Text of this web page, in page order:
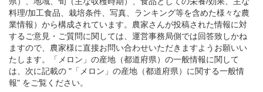
料理/加工食品、栽培条件、写真、ランキング等を含めた様々な農
業情報）から構成されています。農家さんが投稿された情報に対
するご意見・ご質問に関しては、運営事務局側では回答致しかね
ますので、農家様に直接お問い合わせいただきますようお願いい
たします。「メロン」の産地（都道府県）の一般情報に関して
は、次に記載の "「メロン」の産地（都道府県）に関する一般情
報" をご覧ください。